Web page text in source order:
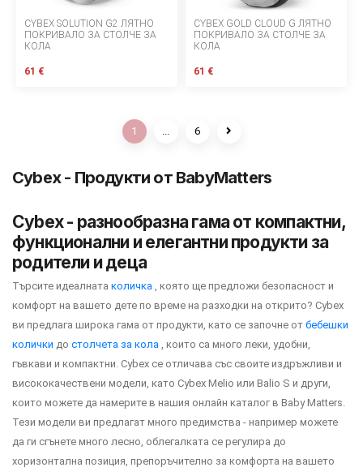
CYBEX SOLUTION G2 ЛЯТНО
ПОКРИВАЛО ЗА СТОЛЧЕ ЗА
КОЛА
61 €
CYBEX GOLD CLOUD G ЛЯТНО
ПОКРИВАЛО ЗА СТОЛЧЕ ЗА
КОЛА
61 €
1 ... 6
Cybex - Продукти от BabyMatters
Cybex - разнообразна гама от компактни,
функционални и елегантни продукти за
родители и деца
Търсите идеалната количка , която ще предложи безопасност и
комфорт на вашето дете по време на разходки на открито? Cybex
ви предлага широка гама от продукти, като се започне от бебешки
колички до столчета за кола , които са много леки, удобни,
гъвкави и компактни. Cybex се отличава със своите издръжливи и
висококачествени модели, като Cybex Melio или Balio S и други,
които можете да намерите в нашия онлайн каталог в Baby Matters.
Тези модели ви предлагат много предимства - например можете
да ги сгънете много лесно, облегалката се регулира до
хоризонтална позиция, препоръчително за комфорта на вашето